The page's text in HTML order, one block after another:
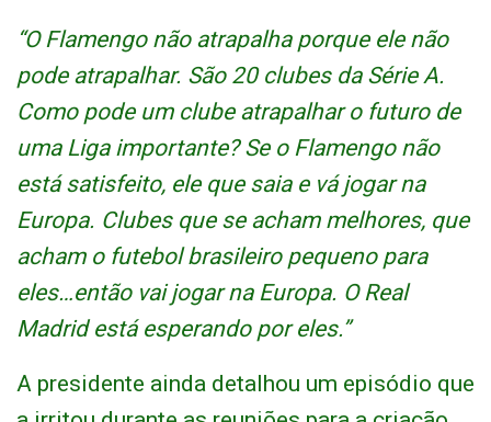
“O Flamengo não atrapalha porque ele não
pode atrapalhar. São 20 clubes da Série A.
Como pode um clube atrapalhar o futuro de
uma Liga importante? Se o Flamengo não
está satisfeito, ele que saia e vá jogar na
Europa. Clubes que se acham melhores, que
acham o futebol brasileiro pequeno para
eles…então vai jogar na Europa. O Real
Madrid está esperando por eles.”
A presidente ainda detalhou um episódio que